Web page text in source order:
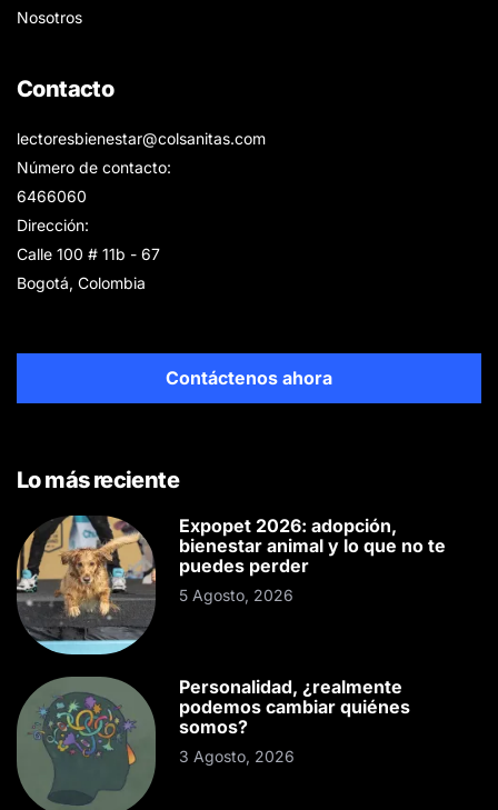
Nosotros
Contacto
lectoresbienestar@colsanitas.com
Número de contacto:
6466060
Dirección:
Calle 100 # 11b - 67
Bogotá, Colombia
Contáctenos ahora
Lo más reciente
Expopet 2026: adopción,
bienestar animal y lo que no te
puedes perder
5 Agosto, 2026
Personalidad, ¿realmente
podemos cambiar quiénes
somos?
3 Agosto, 2026